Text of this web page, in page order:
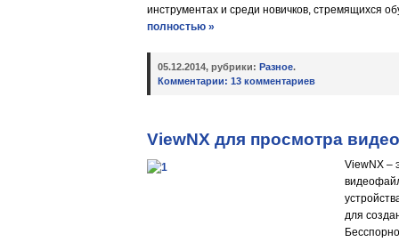
инструментах и среди новичков, стремящихся
полностью »
05.12.2014, рубрики: Разное.
Комментарии: 13 комментариев
ViewNX для просмотра
ViewNX –
для